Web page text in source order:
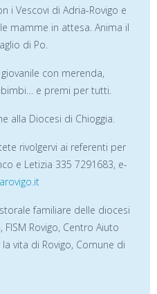
i Vescovi di Adria-Rovigo e
mamme in attesa. Anima il
di Po.
con merenda,
e premi per tutti.
alla Diocesi di Chioggia.
rivolgervi ai referenti per
e Letizia 335 7291683, e-
familiare delle diocesi
FISM Rovigo, Centro Aiuto
vita di Rovigo, Comune di